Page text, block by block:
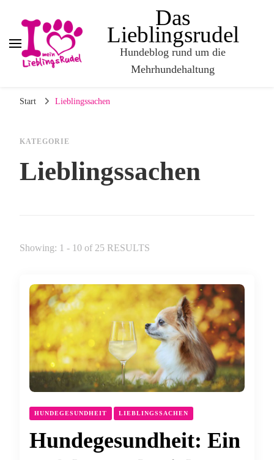
Das
Lieblingsrudel
Hundeblog rund um die
Mehrhundehaltung
Start Lieblingssachen
KATEGORIE
Lieblingssachen
Showing: 1 - 10 of 25 RESULTS
HUNDEGESUNDHEIT LIEBLINGSSACHEN
Hundegesundheit: Ein